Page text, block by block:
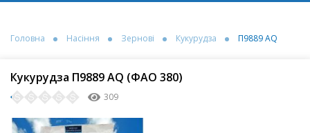
Головна Насіння Зернові Кукурудза П9889 AQ
Кукурудза П9889 AQ (ФАО 380)
309